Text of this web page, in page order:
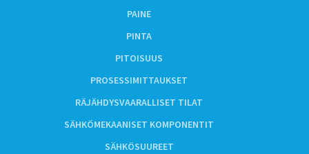
PAINE
PINTA
PITOISUUS
PROSESSIMITTAUKSET
RÄJÄHDYSVAARALLISET TILAT
SÄHKÖMEKAANISET KOMPONENTIT
SÄHKÖSUUREET